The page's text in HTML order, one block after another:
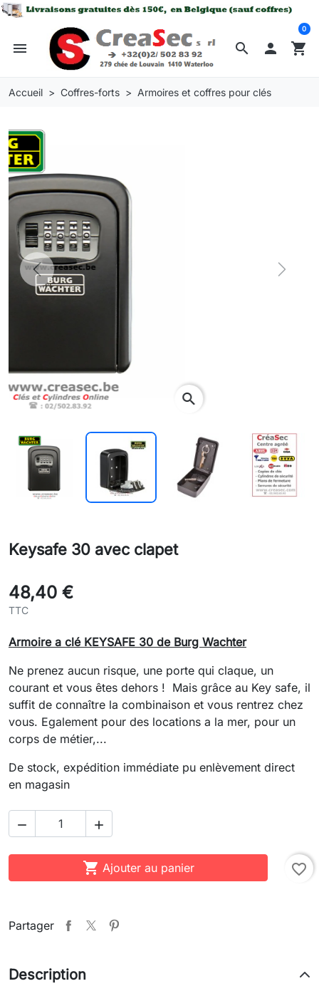
search
menu  shopping_cart
0
Accueil Coffres-forts Armoires et coffres pour clés
Previous Next
Keysafe 30 avec clapet
48,40 €
TTC
Armoire a clé KEYSAFE 30 de Burg Wachter
Ne prenez aucun risque, une porte qui claque, un
courant et vous êtes dehors ! Mais grâce au Key safe, il
suffit de connaître la combinaison et vous rentrez chez
vous. Egalement pour des locations a la mer, pour un
corps de métier,...
De stock, expédition immédiate pu enlèvement direct
en magasin
 
 Ajouter au panier favorite_border
Partager
Description